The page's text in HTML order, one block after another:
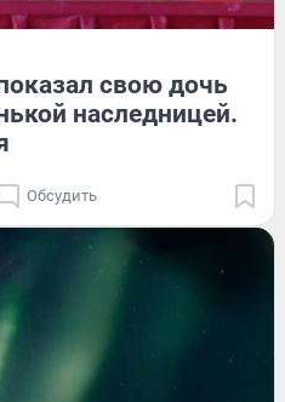
свою дочь
наследницей.
Обсудить